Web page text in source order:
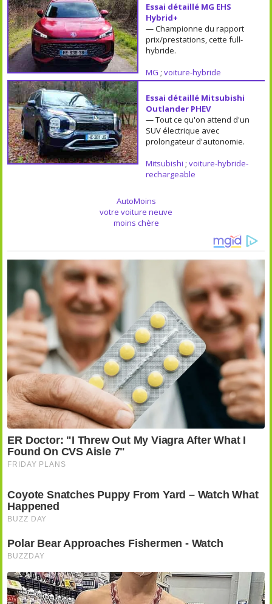
Essai détaillé MG EHS
Hybrid+
— Championne du rapport
prix/prestations, cette full-
hybride.
MG ; voiture-hybride
Essai détaillé Mitsubishi
Outlander PHEV
— Tout ce qu'on attend d'un
SUV électrique avec
prolongateur d'autonomie.
Mitsubishi ; voiture-hybride-
rechargeable
AutoMoins
votre voiture neuve
moins chère